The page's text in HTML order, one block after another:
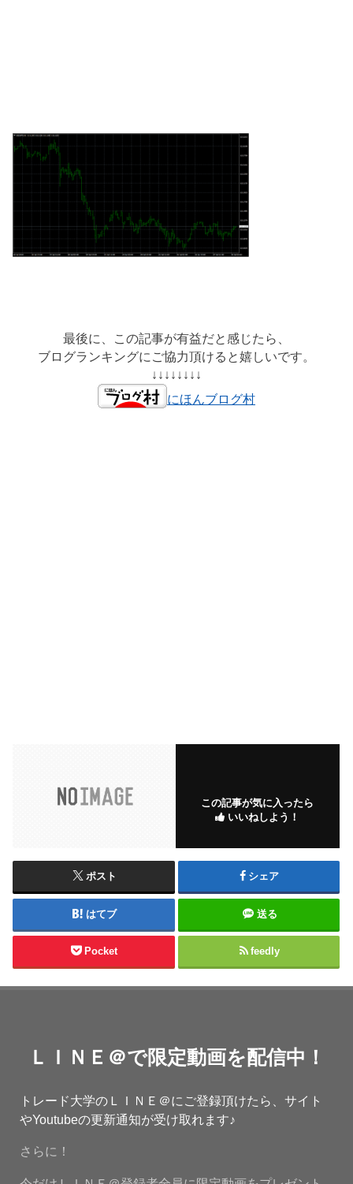
最後に、この記事が有益だと感じたら、
ブログランキングにご協力頂けると嬉しいです。
↓↓↓↓↓↓↓↓
にほんブログ村
この記事が気に入ったら
いいねしよう！
ポスト シェア
はてブ 送る
Pocket feedly
ＬＩＮＥ＠で限定動画を配信中！
トレード大学のＬＩＮＥ＠にご登録頂けたら、サイト
やYoutubeの更新通知が受け取れます♪
さらに！